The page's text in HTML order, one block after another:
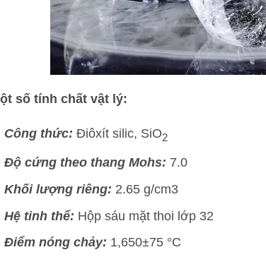
số tính chất vật lý:
Công thức: Điôxít silic, SiO2
Độ cứng theo thang Mohs: 7.0
Khối lượng riêng: 2.65 g/cm3
Hệ tinh thể: Hộp sáu mặt thoi lớp 32
Điểm nóng chảy: 1,650±75 °C